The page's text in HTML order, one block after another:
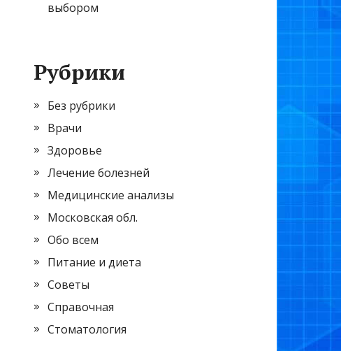
выбором
Рубрики
Без рубрики
Врачи
Здоровье
Лечение болезней
Медицинские анализы
Московская обл.
Обо всем
Питание и диета
Советы
Справочная
Стоматология